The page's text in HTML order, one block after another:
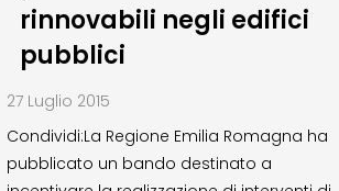
rinnovabili negli edifici
pubblici
27 Luglio 2015
Condividi:La Regione Emilia Romagna ha
pubblicato un bando destinato a